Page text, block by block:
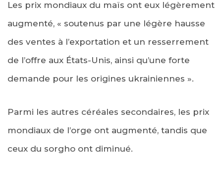
Les prix mondiaux du maïs ont eux légèrement
augmenté, « soutenus par une légère hausse
des ventes à l’exportation et un resserrement
de l’offre aux États-Unis, ainsi qu’une forte
demande pour les origines ukrainiennes ».
Parmi les autres céréales secondaires, les prix
mondiaux de l’orge ont augmenté, tandis que
ceux du sorgho ont diminué.